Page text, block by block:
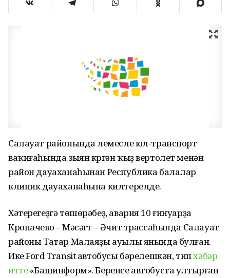
Салауат районында үлемесле юл-транспорт
ваҡиғаһында зыян күргән ҡыҙ вертолет менән
район дауаханаһынан Республика балалар
клиник дауаханаһына килтерелде.
Хәтерегеҙгә төшөрәбеҙ, авария 10 ғинуарҙа
Кропачево – Мәсәғүт – Әчит трассаһында Салауат
районы Татар Малаяҙы ауылы янында булған.
Ике Ford Transit автобусы бәрелешкән, типхәбәр
итте«Башинформ». Беренсе автобуста ултырған